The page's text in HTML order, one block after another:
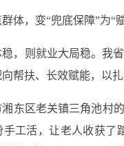
体，变“兜底保障”为“
，则就业大局稳。我
帮扶、长效赋能，以
东区老关镇三角池村
工活，让老人收获了